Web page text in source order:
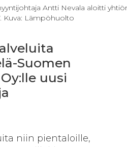
Antti Nevala aloitti
Kuva: Lämpöhuolto
Suomen
uusi
niin pientaloille,